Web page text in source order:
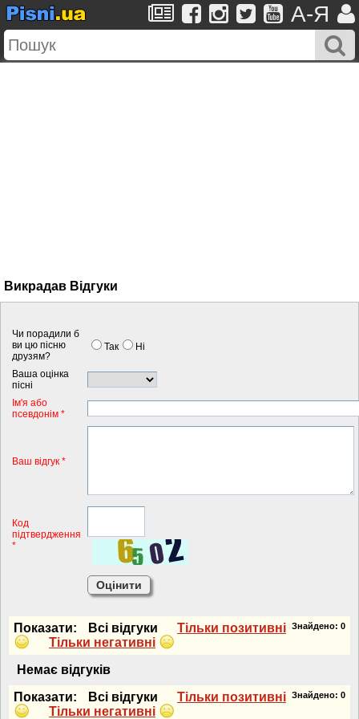
A-Я
Викрадав Вiдгуки
Чи порадили б
ви цю пісню
друзям?
Так Нi
Ваша оцінка
пісні
Iм'я або
псевдонiм *
Ваш відгук *
Код
підтвердження
*
Знайдено: 0
Показати: Всi вiдгуки
Тiльки позитивнi
Тiльки негативнi
Немає вiдгукiв
Знайдено: 0
Показати: Всi вiдгуки
Тiльки позитивнi
Тiльки негативнi